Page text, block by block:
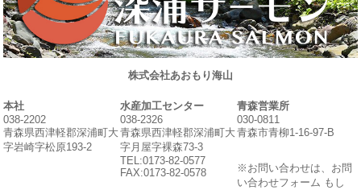
株式会社あおもり海山
本社
038-2202
青森県西津軽郡深浦町大
字岩崎字松原193-2
水産加工センター
038-2326
青森県西津軽郡深浦町大
字月屋字裸森73-3
TEL:0173-82-0577
FAX:0173-82-0578
青森営業所
030-0811
青森市青柳1-16-97-B
※お問い合わせは、お問
い合わせフォーム もし